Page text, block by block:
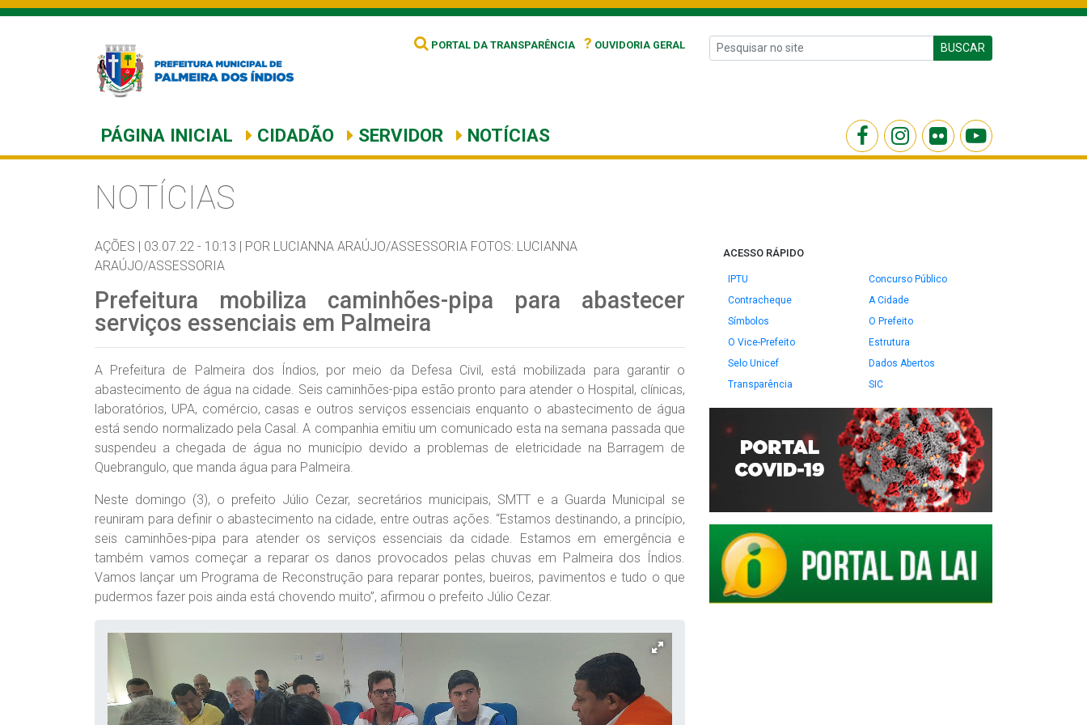
PORTAL DA TRANSPARÊNCIA ? OUVIDORIA GERAL BUSCAR
PÁGINA INICIAL CIDADÃO SERVIDOR NOTÍCIAS
NOTÍCIAS
AÇÕES | 03.07.22 - 10:13 | POR LUCIANNA ARAÚJO/ASSESSORIA FOTOS: LUCIANNA
ARAÚJO/ASSESSORIA
Prefeitura mobiliza caminhões-pipa para abastecer
serviços essenciais em Palmeira
A Prefeitura de Palmeira dos Índios, por meio da Defesa Civil, está mobilizada para garantir o
abastecimento de água na cidade. Seis caminhões-pipa estão pronto para atender o Hospital, clínicas,
laboratórios, UPA, comércio, casas e outros serviços essenciais enquanto o abastecimento de água
está sendo normalizado pela Casal. A companhia emitiu um comunicado esta na semana passada que
suspendeu a chegada de água no município devido a problemas de eletricidade na Barragem de
Quebrangulo, que manda água para Palmeira.
Neste domingo (3), o prefeito Júlio Cezar, secretários municipais, SMTT e a Guarda Municipal se
reuniram para definir o abastecimento na cidade, entre outras ações. “Estamos destinando, a princípio,
seis caminhões-pipa para atender os serviços essenciais da cidade. Estamos em emergência e
também vamos começar a reparar os danos provocados pelas chuvas em Palmeira dos Índios.
Vamos lançar um Programa de Reconstrução para reparar pontes, bueiros, pavimentos e tudo o que
pudermos fazer pois ainda está chovendo muito”, afirmou o prefeito Júlio Cezar.
ACESSO RÁPIDO
IPTU
Concurso Público
Contracheque
A Cidade
Símbolos
O Prefeito
O Vice-Prefeito
Estrutura
Selo Unicef
Dados Abertos
Transparência
SIC